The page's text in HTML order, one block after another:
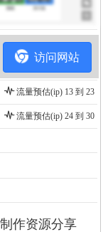
访问网站
流量预估(ip) 13 到 23
流量预估(ip) 24 到 30
作资源分享